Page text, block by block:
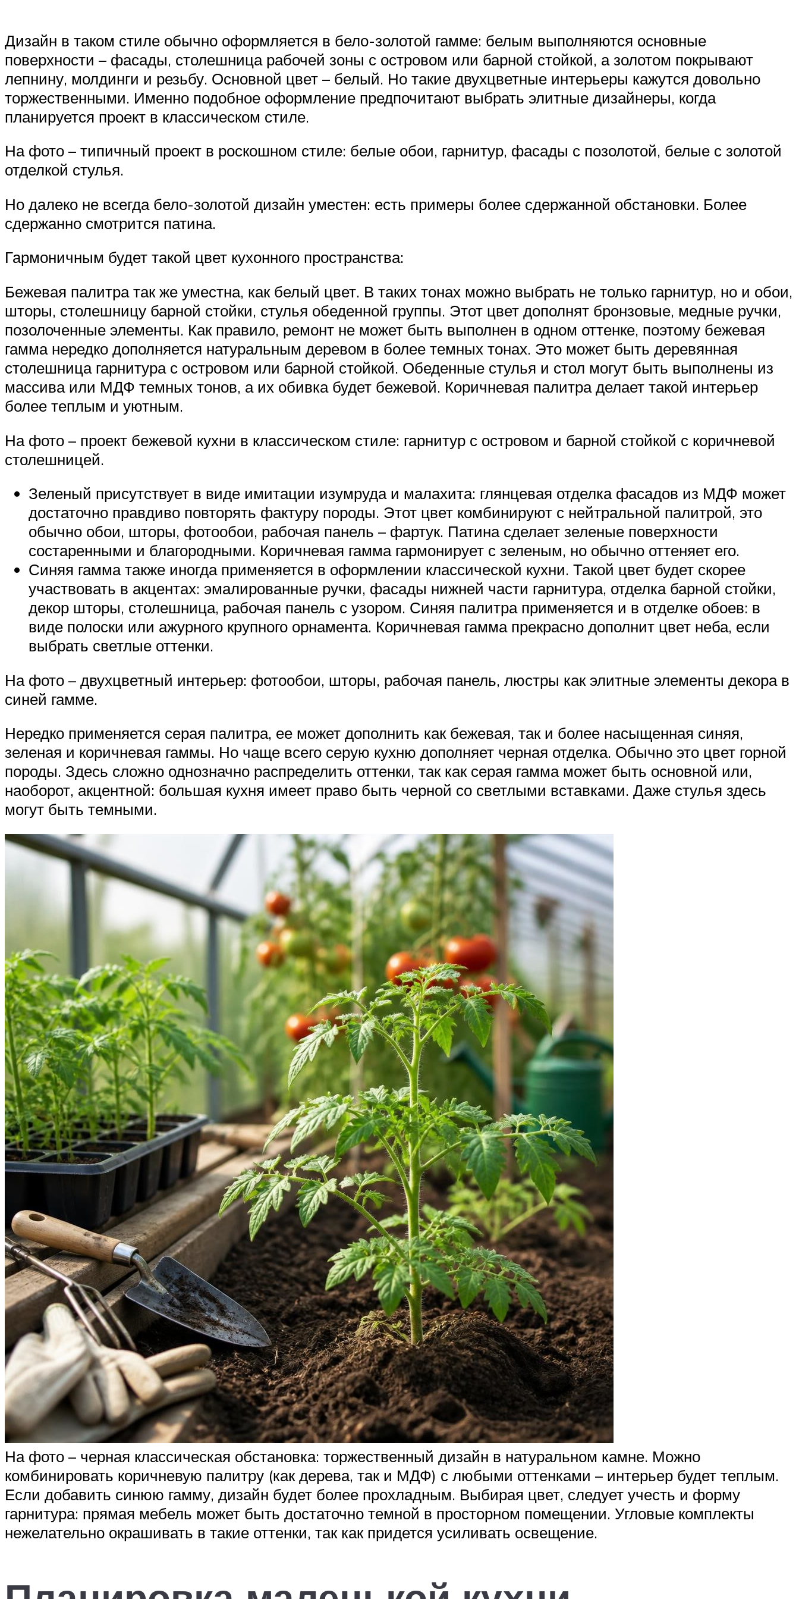
Дизайн в таком стиле обычно оформляется в бело-золотой гамме: белым выполняются основные
поверхности – фасады, столешница рабочей зоны с островом или барной стойкой, а золотом покрывают
лепнину, молдинги и резьбу. Основной цвет – белый. Но такие двухцветные интерьеры кажутся довольно
торжественными. Именно подобное оформление предпочитают выбрать элитные дизайнеры, когда
планируется проект в классическом стиле.
На фото – типичный проект в роскошном стиле: белые обои, гарнитур, фасады с позолотой, белые с золотой
отделкой стулья.
Но далеко не всегда бело-золотой дизайн уместен: есть примеры более сдержанной обстановки. Более
сдержанно смотрится патина.
Гармоничным будет такой цвет кухонного пространства:
Бежевая палитра так же уместна, как белый цвет. В таких тонах можно выбрать не только гарнитур, но и обои,
шторы, столешницу барной стойки, стулья обеденной группы. Этот цвет дополнят бронзовые, медные ручки,
позолоченные элементы. Как правило, ремонт не может быть выполнен в одном оттенке, поэтому бежевая
гамма нередко дополняется натуральным деревом в более темных тонах. Это может быть деревянная
столешница гарнитура с островом или барной стойкой. Обеденные стулья и стол могут быть выполнены из
массива или МДФ темных тонов, а их обивка будет бежевой. Коричневая палитра делает такой интерьер
более теплым и уютным.
На фото – проект бежевой кухни в классическом стиле: гарнитур с островом и барной стойкой с коричневой
столешницей.
Зеленый присутствует в виде имитации изумруда и малахита: глянцевая отделка фасадов из МДФ может
достаточно правдиво повторять фактуру породы. Этот цвет комбинируют с нейтральной палитрой, это
обычно обои, шторы, фотообои, рабочая панель – фартук. Патина сделает зеленые поверхности
состаренными и благородными. Коричневая гамма гармонирует с зеленым, но обычно оттеняет его.
Синяя гамма также иногда применяется в оформлении классической кухни. Такой цвет будет скорее
участвовать в акцентах: эмалированные ручки, фасады нижней части гарнитура, отделка барной стойки,
декор шторы, столешница, рабочая панель с узором. Синяя палитра применяется и в отделке обоев: в
виде полоски или ажурного крупного орнамента. Коричневая гамма прекрасно дополнит цвет неба, если
выбрать светлые оттенки.
На фото – двухцветный интерьер: фотообои, шторы, рабочая панель, люстры как элитные элементы декора в
синей гамме.
Нередко применяется серая палитра, ее может дополнить как бежевая, так и более насыщенная синяя,
зеленая и коричневая гаммы. Но чаще всего серую кухню дополняет черная отделка. Обычно это цвет горной
породы. Здесь сложно однозначно распределить оттенки, так как серая гамма может быть основной или,
наоборот, акцентной: большая кухня имеет право быть черной со светлыми вставками. Даже стулья здесь
могут быть темными.
На фото – черная классическая обстановка: торжественный дизайн в натуральном камне. Можно
комбинировать коричневую палитру (как дерева, так и МДФ) с любыми оттенками – интерьер будет теплым.
Если добавить синюю гамму, дизайн будет более прохладным. Выбирая цвет, следует учесть и форму
гарнитура: прямая мебель может быть достаточно темной в просторном помещении. Угловые комплекты
нежелательно окрашивать в такие оттенки, так как придется усиливать освещение.